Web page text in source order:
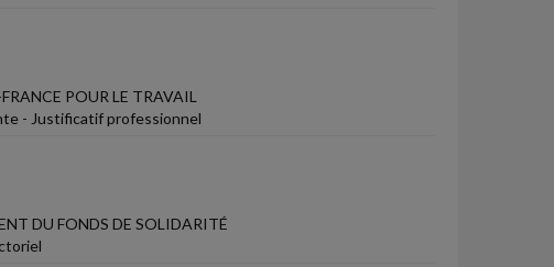
POUR LE TRAVAIL
- Justificatif professionnel
DU FONDS DE SOLIDARITÉ